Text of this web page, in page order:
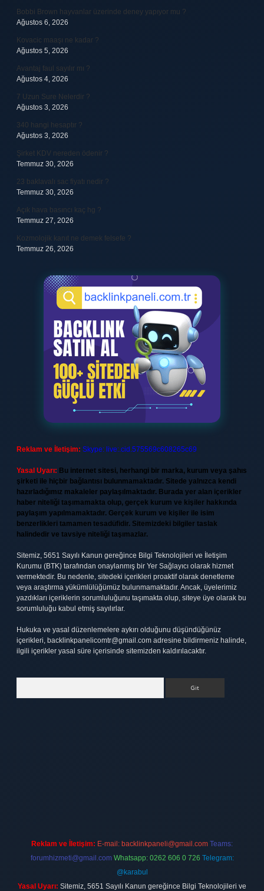
Bobbi Brown hayvanlar üzerinde deney yapıyor mu ?
Ağustos 6, 2026
Kovacic maaşı ne kadar ?
Ağustos 5, 2026
Avantaj faul sayılır mı ?
Ağustos 4, 2026
7 Uzun Sure Nelerdir ?
Ağustos 3, 2026
340 hangi hesaptır ?
Ağustos 3, 2026
Şirket KDV nereden ödenir ?
Temmuz 30, 2026
23 baklavalı sac fiyatı nedir ?
Temmuz 30, 2026
Açık hava basıncı kaç hg ?
Temmuz 27, 2026
Kozmolojik kanıt ne demek felsefe ?
Temmuz 26, 2026
Reklam ve İletişim: Skype: live:.cid.575569c608265c69
Yasal Uyarı: Bu internet sitesi, herhangi bir marka, kurum veya şahıs
şirketi ile hiçbir bağlantısı bulunmamaktadır. Sitede yalnızca kendi
hazırladığımız makaleler paylaşılmaktadır. Burada yer alan içerikler
haber niteliği taşımamakta olup, gerçek kurum ve kişiler hakkında
paylaşım yapılmamaktadır. Gerçek kurum ve kişiler ile isim
benzerlikleri tamamen tesadüfidir. Sitemizdeki bilgiler taslak
halindedir ve tavsiye niteliği taşımazlar.
Sitemiz, 5651 Sayılı Kanun gereğince Bilgi Teknolojileri ve İletişim
Kurumu (BTK) tarafından onaylanmış bir Yer Sağlayıcı olarak hizmet
vermektedir. Bu nedenle, sitedeki içerikleri proaktif olarak denetleme
veya araştırma yükümlülüğümüz bulunmamaktadır. Ancak, üyelerimiz
yazdıkları içeriklerin sorumluluğunu taşımakta olup, siteye üye olarak bu
sorumluluğu kabul etmiş sayılırlar.
Hukuka ve yasal düzenlemelere aykırı olduğunu düşündüğünüz
içerikleri, backlinkpanelicomtr@gmail.com adresine bildirmeniz halinde,
ilgili içerikler yasal süre içerisinde sitemizden kaldırılacaktır.
Reklam ve İletişim: E-mail: backlinkpaneli@gmail.com Teams:
forumhizmeti@gmail.com Whatsapp: 0262 606 0 726 Telegram:
@karabul
Yasal Uyarı: Sitemiz, 5651 Sayılı Kanun gereğince Bilgi Teknolojileri ve